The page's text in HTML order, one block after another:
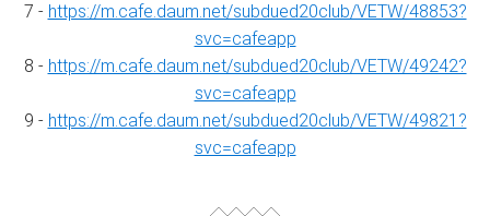
7 - https://m.cafe.daum.net/subdued20club/VETW/48853?
svc=cafeapp
8 - https://m.cafe.daum.net/subdued20club/VETW/49242?
svc=cafeapp
9 - https://m.cafe.daum.net/subdued20club/VETW/49821?
svc=cafeapp